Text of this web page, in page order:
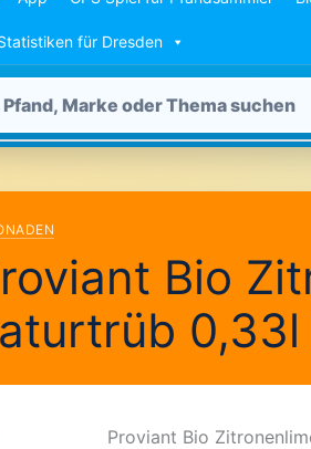
für Dresden
Bio
0,33l